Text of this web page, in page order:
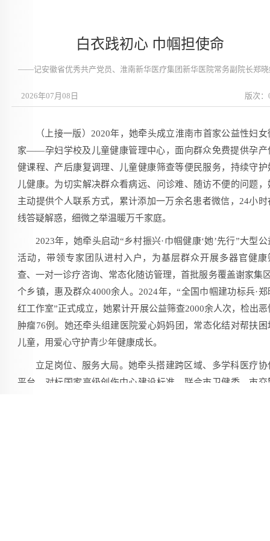
白衣践初心 巾帼担使命
——记安徽省优秀共产党员、淮南新华医疗集团新华医院常务副院长郑晓
版次：
2026年07月08日
（上接一版）2020年，她牵头成立淮南市首家公益性妇女
家——孕妇学校及儿童健康管理中心，面向群众免费提供孕产
健课程、产后康复调理、儿童健康筛查等便民服务，持续守护
儿健康。为切实解决群众看病远、问诊难、随访不便的问题，
主动提供个人联系方式，累计添加一万余名患者微信，24小时
线答疑解惑，细微之举温暖万千家庭。
2023年，她牵头启动“乡村振兴·巾帼健康‘她’先行”大型公
活动，带领专家团队进村入户，为基层群众开展多器官健康
查、一对一诊疗咨询、常态化随访管理，首批服务覆盖谢家集
个乡镇，惠及群众4000余人。2024年，“全国巾帼建功标兵·郑
红工作室”正式成立，她累计开展公益筛查2000余人次，检出恶
肿瘤76例。她还牵头组建医院爱心妈妈团，常态化结对帮扶困
儿童，用爱心守护青少年健康成长。
立足岗位、服务大局。她牵头搭建跨区域、多学科医疗协
平台，对标国家高级创伤中心建设标准，联合市卫健委、市交